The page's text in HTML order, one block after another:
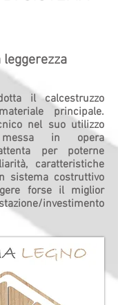
il calcestruzzo
principale.
nel suo utilizzo
in opera
per poterne
caratteristiche
sistema costruttivo
forse il miglior
investimento